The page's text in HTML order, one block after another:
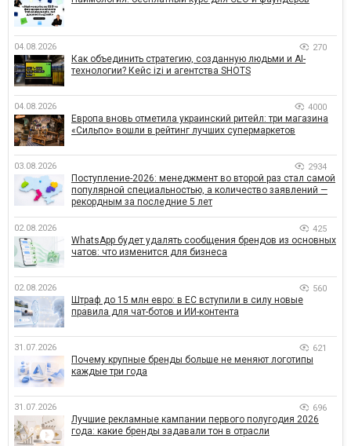
04.08.2026 270
Как объединить стратегию, созданную людьми и AI-
технологии? Кейс izi и агентства SHOTS
04.08.2026 4000
Европа вновь отметила украинский ритейл: три магазина
«Сильпо» вошли в рейтинг лучших супермаркетов
03.08.2026 2934
Поступление-2026: менеджмент во второй раз стал самой
популярной специальностью, а количество заявлений —
рекордным за последние 5 лет
02.08.2026 425
WhatsApp будет удалять сообщения брендов из основных
чатов: что изменится для бизнеса
02.08.2026 560
Штраф до 15 млн евро: в ЕС вступили в силу новые
правила для чат-ботов и ИИ-контента
31.07.2026 621
Почему крупные бренды больше не меняют логотипы
каждые три года
31.07.2026 696
Лучшие рекламные кампании первого полугодия 2026
года: какие бренды задавали тон в отрасли